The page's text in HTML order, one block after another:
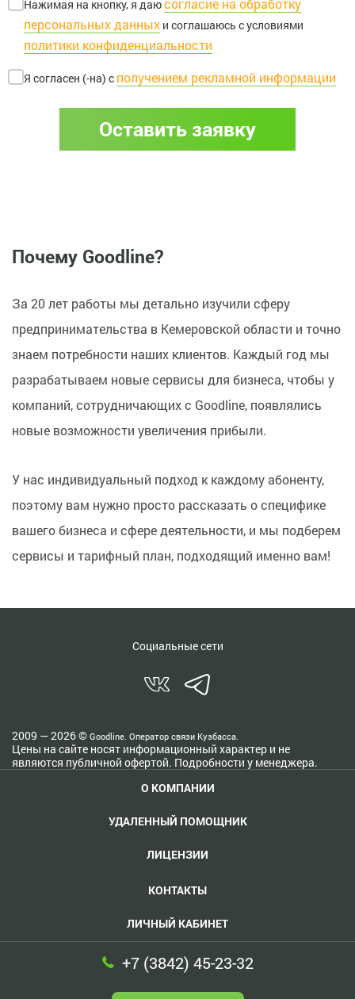
Нажимая на кнопку, я даю
персональных данных и соглашаюсь с условиями
политики конфиденциальности
Я согласен (-на) с получением рекламной информации
Оставить заявку
Почему Goodline?
За 20 лет работы мы детально изучили сферу
предпринимательства в Кемеровской области и точно
знаем потребности наших клиентов. Каждый год мы
разрабатываем новые сервисы для бизнеса, чтобы у
компаний, сотрудничающих с Goodline, появлялись
новые возможности увеличения прибыли.
У нас индивидуальный подход к каждому абоненту,
поэтому вам нужно просто рассказать о специфике
вашего бизнеса и сфере деятельности, и мы подберем
сервисы и тарифный план, подходящий именно вам!
Социальные сети
2009 — 2026 © Goodline. Оператор связи Кузбасса.
Цены на сайте носят информационный характер и не
являются публичной офертой. Подробности у менеджера.
О КОМПАНИИ
УДАЛЕННЫЙ ПОМОЩНИК
ЛИЦЕНЗИИ
КОНТАКТЫ
ЛИЧНЫЙ КАБИНЕТ
+7 (3842) 45-23-32